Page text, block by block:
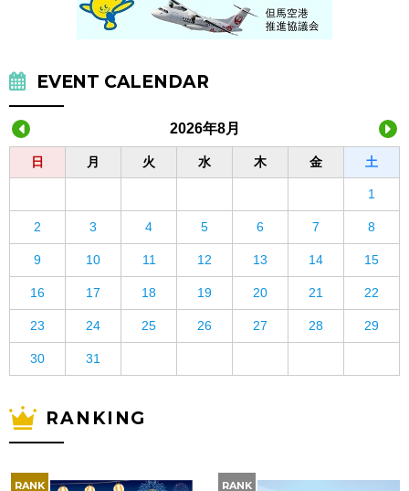
EVENT CALENDAR
2026年8月
日 月 火 水 木 金 土
1
2 3 4 5 6 7 8
9 10 11 12 13 14 15
16 17 18 19 20 21 22
23 24 25 26 27 28 29
30 31
RANKING